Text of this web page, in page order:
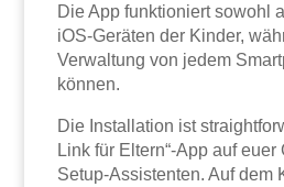
Die App funktioniert sowohl
iOS-Geräten der Kinder,
Verwaltung von jedem
können.
Die Installation ist
Link für Eltern“-App auf
Setup-Assistenten. Auf dem